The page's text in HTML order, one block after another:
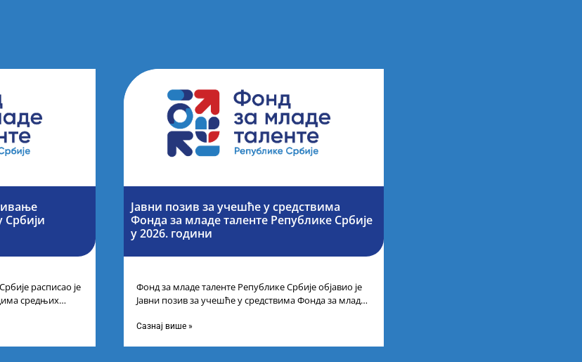
расписао је
средњих
Јавни позив за учешће у средствима
Фонда за младе таленте Републике Србије
у 2026. години
Фонд за младе таленте Републике Србије објавио је
Јавни позив за учешће у средствима Фонда за младе
Сазнај више »